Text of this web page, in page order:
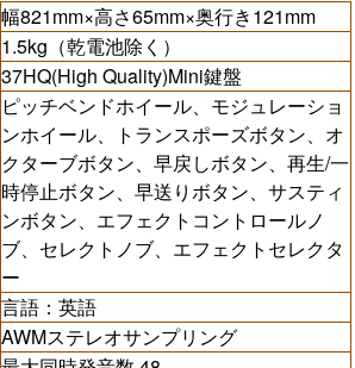
幅821mm×高さ65mm×奥行き121mm
1.5kg（乾電池除く）
37HQ(High Quality)Mini鍵盤
ピッチベンドホイール、モジュレーショ
ンホイール、トランスポーズボタン、オ
クターブボタン、早戻しボタン、再生/一
時停止ボタン、早送りボタン、サスティ
ンボタン、エフェクトコントロールノ
ブ、セレクトノブ、エフェクトセレクタ
ー
言語：英語
AWMステレオサンプリング